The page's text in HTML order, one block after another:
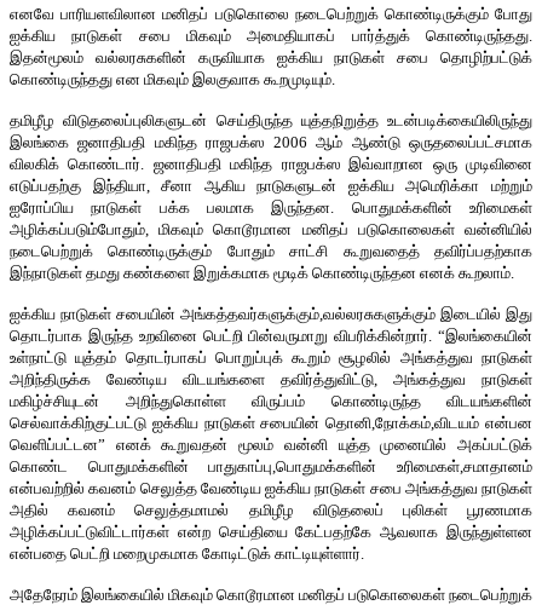
எனவே பாரியளவிலான மனிதப் படுகொலை நடைபெற்றுக் கொண்டிருக்கும் போது
ஐக்கிய நாடுகள் சபை மிகவும் அமைதியாகப் பார்த்துக் கொண்டிருந்தது.
இதன்மூலம் வல்லரசுகளின் கருவியாக ஐக்கிய நாடுகள் சபை தொழிற்பட்டுக்
கொண்டிருந்தது என மிகவும் இலகுவாக கூறமுடியும்.
தமிழீழ விடுதலைப்புலிகளுடன் செய்திருந்த யுத்தநிறுத்த உடன்படிக்கையிலிருந்து
இலங்கை ஜனாதிபதி மகிந்த ராஜபக்ஸ 2006 ஆம் ஆண்டு ஒருதலைப்பட்சமாக
விலகிக் கொண்டார். ஜனாதிபதி மகிந்த ராஜபக்ஸ இவ்வாறான ஒரு முடிவினை
எடுப்பதற்கு இந்தியா, சீனா ஆகிய நாடுகளுடன் ஐக்கிய அமெரிக்கா மற்றும்
ஐரோப்பிய நாடுகள் பக்க பலமாக இருந்தன. பொதுமக்களின் உரிமைகள்
அழிக்கப்படும்போதும், மிகவும் கொடூரமான மனிதப் படுகொலைகள் வன்னியில்
நடைபெற்றுக் கொண்டிருக்கும் போதும் சாட்சி கூறுவதைத் தவிர்ப்பதற்காக
இந்நாடுகள் தமது கண்களை இறுக்கமாக மூடிக் கொண்டிருந்தன எனக் கூறலாம்.
ஐக்கிய நாடுகள் சபையின் அங்கத்தவர்களுக்கும்,வல்லரசுகளுக்கும் இடையில் இது
தொடர்பாக இருந்த உறவினை பெட்றி பின்வருமாறு விபரிக்கின்றார். “இலங்கையின்
உள்நாட்டு யுத்தம் தொடர்பாகப் பொறுப்புக் கூறும் சூழலில் அங்கத்துவ நாடுகள்
அறிந்திருக்க வேண்டிய விடயங்களை தவிர்த்துவிட்டு, அங்கத்துவ நாடுகள்
மகிழ்ச்சியுடன் அறிந்துகொள்ள விருப்பம் கொண்டிருந்த விடயங்களின்
செல்வாக்கிற்குட்பட்டு ஐக்கிய நாடுகள் சபையின் தொனி,நோக்கம்,விடயம் என்பன
வெளிப்பட்டன” எனக் கூறுவதன் மூலம் வன்னி யுத்த முனையில் அகப்பட்டுக்
கொண்ட பொதுமக்களின் பாதுகாப்பு,பொதுமக்களின் உரிமைகள்,சமாதானம்
என்பவற்றில் கவனம் செலுத்த வேண்டிய ஐக்கிய நாடுகள் சபை அங்கத்துவ நாடுகள்
அதில் கவனம் செலுத்தமாமல் தமிழீழ விடுதலைப் புலிகள் பூரணமாக
அழிக்கப்பட்டுவிட்டார்கள் என்ற செய்தியை கேட்பதற்கே ஆவலாக இருந்துள்ளன
என்பதை பெட்றி மறைமுகமாக கோடிட்டுக் காட்டியுள்ளார்.
அதேநேரம் இலங்கையில் மிகவும் கொடூரமான மனிதப் படுகொலைகள் நடைபெற்றுக்